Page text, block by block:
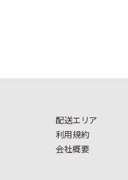
配送エリア
利用規約
会社概要